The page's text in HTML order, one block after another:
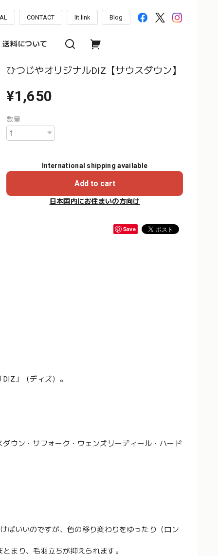
CONTACT lit.link Blog
送料について
ひつじやオリジナルDIZ【サウスダウン】
¥1,650
数量
International shipping available
Add to cart
日本国内にお住まいの方向け
Save
」（ディズ）。
ウン・サフォーク・ウェンズリーディール・ハード
ばいいのですが、色の移り変わりをゆったり（ロン
まり、毛羽立ちが抑えられます。